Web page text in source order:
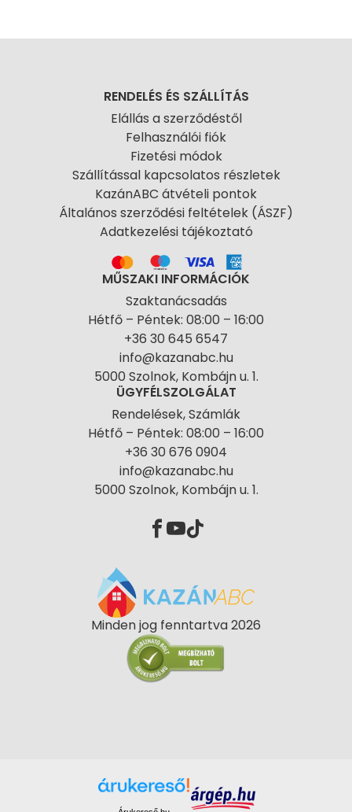
RENDELÉS ÉS SZÁLLÍTÁS
Elállás a szerződéstől
Felhasználói fiók
Fizetési módok
Szállítással kapcsolatos részletek
KazánABC átvételi pontok
Általános szerződési feltételek (ÁSZF)
Adatkezelési tájékoztató
MŰSZAKI INFORMÁCIÓK
Szaktanácsadás
Hétfő – Péntek: 08:00 – 16:00
+36 30 645 6547
info@kazanabc.hu
5000 Szolnok, Kombájn u. 1.
ÜGYFÉLSZOLGÁLAT
Rendelések, Számlák
Hétfő – Péntek: 08:00 – 16:00
+36 30 676 0904
info@kazanabc.hu
5000 Szolnok, Kombájn u. 1.
Minden jog fenntartva 2026